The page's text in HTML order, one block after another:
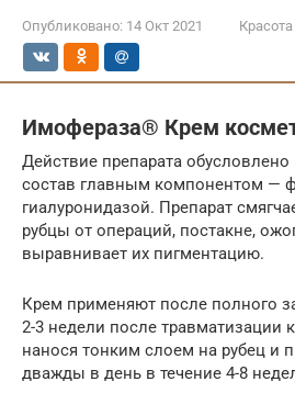
Опубликовано: 14 Окт 2021 Красота
Имофераза® Крем
Действие препарата
состав главным компонентом —
гиалуронидазой. Препарат
рубцы от операций, постакне,
выравнивает их пигментацию.
Крем применяют после полного
2-3 недели после травматизации
нанося тонким слоем на рубец и
дважды в день в течение 4-8